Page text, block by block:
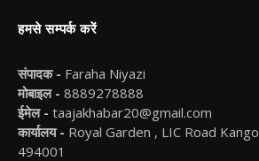
हमसे सम्पर्क करें
संपादक - Faraha Niyazi
मोबाइल - 8889278888
ईमेल - taajakhabar20@gmail.com
कार्यालय - Royal Garden , LIC Road
494001